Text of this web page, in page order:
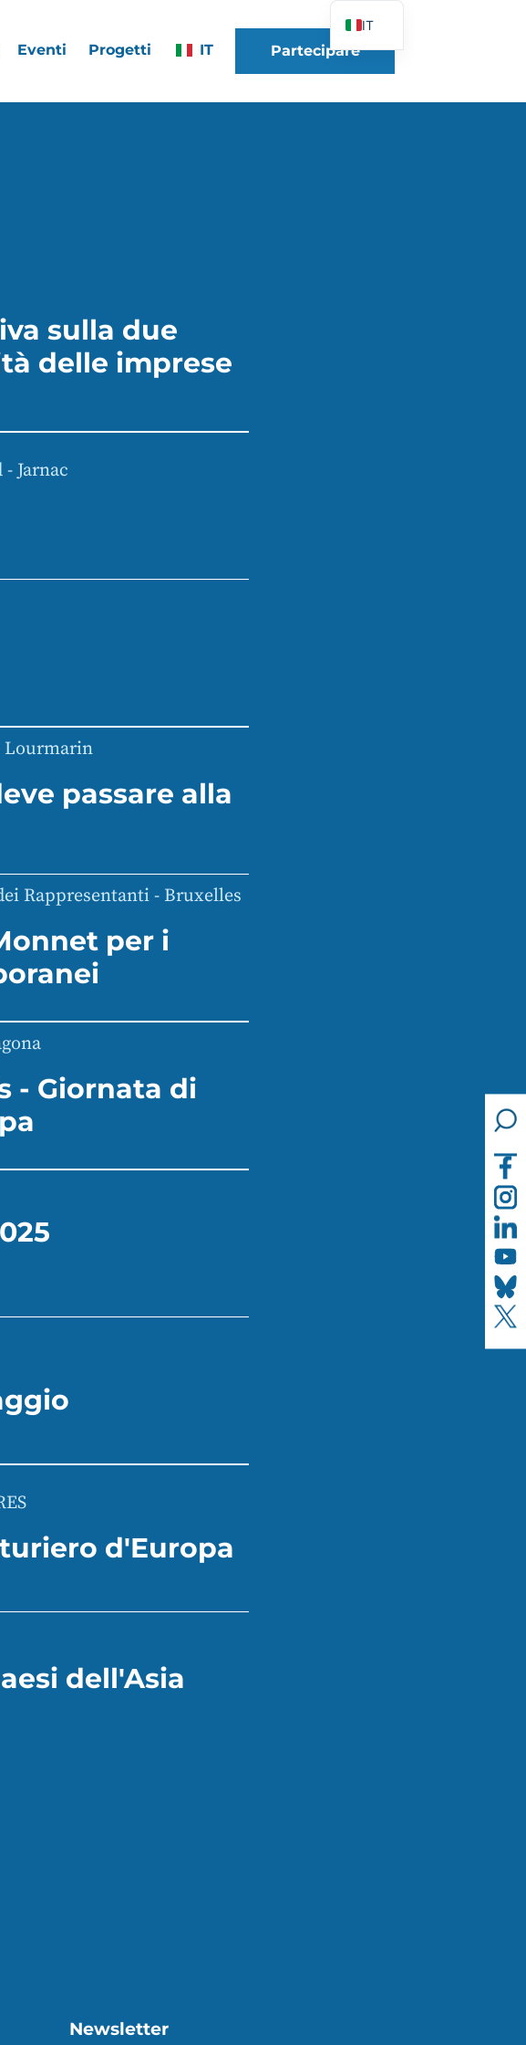
Eventi Progetti IT Partecipare
sulla due
delle imprese
Jarnac
Lourmarin
passare alla
Rappresentanti - Bruxelles
per i
- Giornata di
d'Europa
dell'Asia
Newsletter
IT
FR